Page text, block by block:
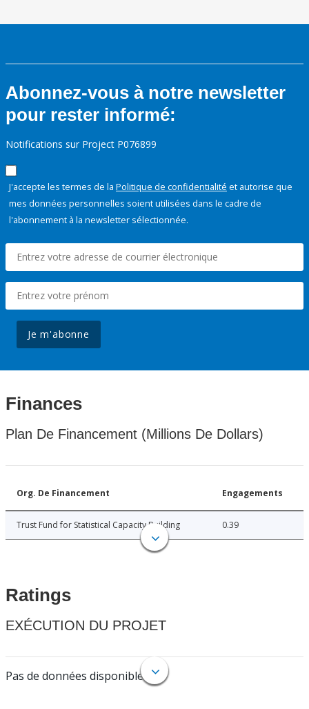
Abonnez-vous à notre newsletter
pour rester informé:
Notifications sur Project P076899
J'accepte les termes de la Politique de confidentialité et autorise que
mes données personnelles soient utilisées dans le cadre de
l'abonnement à la newsletter sélectionnée.
Je m'abonne
Finances
Plan De Financement (Millions De Dollars)
Org. De Financement Engagements
Trust Fund for Statistical Capacity Building 0.39
Ratings
EXÉCUTION DU PROJET
Pas de données disponibles.